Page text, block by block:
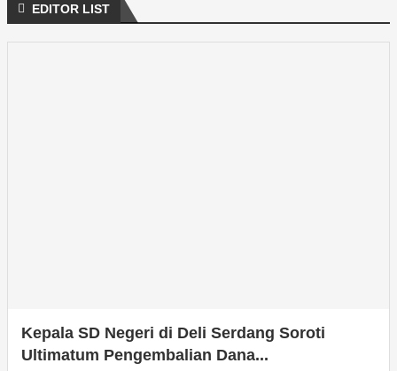
EDITOR LIST
Kepala SD Negeri di Deli Serdang Soroti
Ultimatum Pengembalian Dana...